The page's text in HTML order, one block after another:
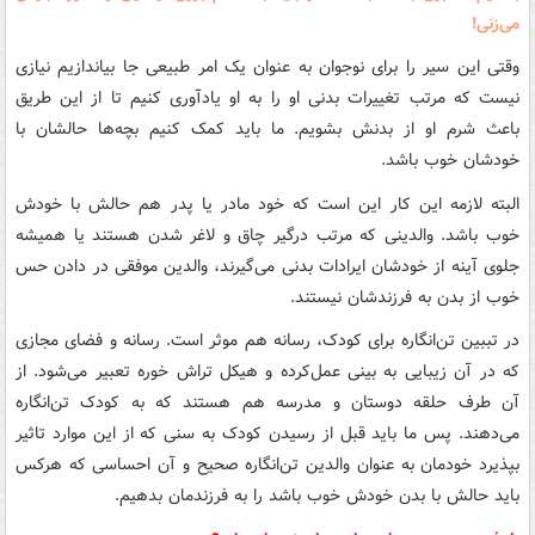
می‌زنی!
وقتی این سیر را برای نوجوان به عنوان یک امر طبیعی جا بیاندازیم نیازی
نیست که مرتب تغییرات بدنی او را به او یادآوری کنیم تا از این طریق
باعث شرم او از بدنش بشویم. ما باید کمک کنیم بچه‌ها حالشان با
خودشان خوب باشد.
البته لازمه این کار این است که خود مادر یا پدر هم حالش با خودش
خوب باشد. والدینی که مرتب درگیر چاق و لاغر شدن هستند یا همیشه
جلوی آینه از خودشان ایرادات بدنی می‌گیرند، والدین موفقی در دادن حس
خوب از بدن به فرزندشان نیستند.
در تببین تن‌انگاره برای کودک، رسانه هم موثر است. رسانه‌ و فضای مجازی
که در آن زیبایی به بینی عمل‌کرده و هیکل تراش خوره تعبیر می‌شود. از
آن طرف حلقه دوستان و مدرسه هم هستند که به کودک تن‌انگاره
می‌دهند. پس ما باید قبل از رسیدن کودک به سنی که از این موارد تاثیر
بپذیرد خودمان به عنوان والدین تن‌انگاره صحیح و آن احساسی که هرکس
باید حالش با بدن خودش خوب باشد را به فرزندمان بدهیم.